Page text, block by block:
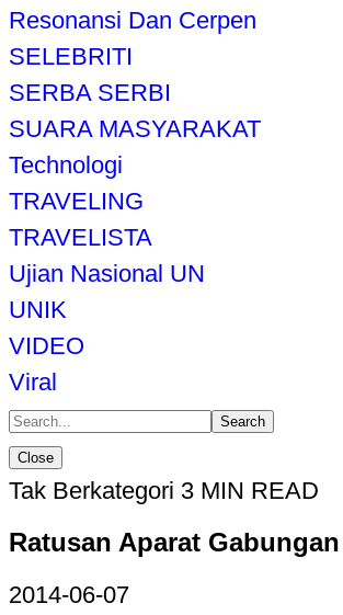
Resonansi Dan Cerpen
SELEBRITI
SERBA SERBI
SUARA MASYARAKAT
Technologi
TRAVELING
TRAVELISTA
Ujian Nasional UN
UNIK
VIDEO
Viral
Search
Close
Tak Berkategori 3 MIN READ
Ratusan Aparat
2014-06-07